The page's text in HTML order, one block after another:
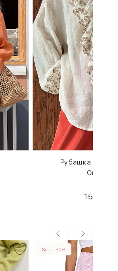
Рубашка
One Size
15 990
Sale -30%